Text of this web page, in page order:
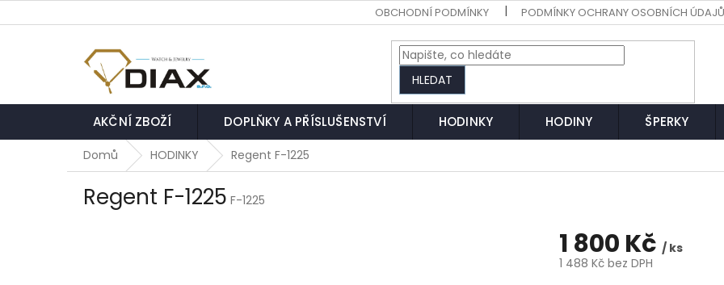
na
OBCHODNÍ PODMÍNKY PODMÍNKY OCHRANY OSOBNÍCH ÚDAJŮ
HLEDAT
AKČNÍ ZBOŽÍ DOPLŇKY A PŘÍSLUŠENSTVÍ HODINKY HODINY ŠPERKY
Domů HODINKY Regent F-1225
Regent F-1225 F-1225
1 800 Kč / ks
1 488 Kč bez DPH